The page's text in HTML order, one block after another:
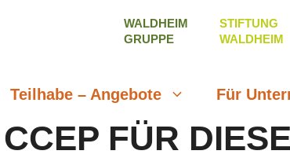
WALDHEIM
GRUPPE
STIFTUNG
WALDHEIM
Teilhabe – Angebote Für
FÜR DIESE